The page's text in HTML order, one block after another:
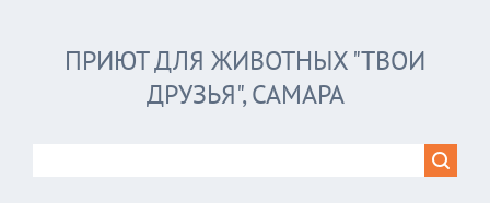
ПРИЮТ ДЛЯ ЖИВОТНЫХ "ТВОИ
ДРУЗЬЯ", САМАРА